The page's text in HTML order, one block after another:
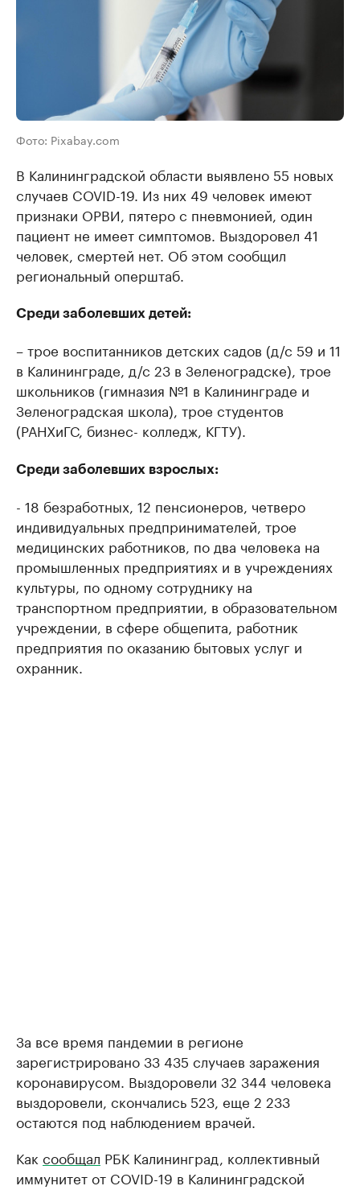
Фото: Pixabay.com
В Калининградской области выявлено 55 новых
случаев COVID-19. Из них 49 человек имеют
признаки ОРВИ, пятеро с пневмонией, один
пациент не имеет симптомов. Выздоровел 41
человек, смертей нет. Об этом сообщил
региональный оперштаб.
Среди заболевших детей:
– трое воспитанников детских садов (д/с 59 и 11
в Калининграде, д/с 23 в Зеленоградске), трое
школьников (гимназия №1 в Калининграде и
Зеленоградская школа), трое студентов
(РАНХиГС, бизнес- колледж, КГТУ).
Среди заболевших взрослых:
- 18 безработных, 12 пенсионеров, четверо
индивидуальных предпринимателей, трое
медицинских работников, по два человека на
промышленных предприятиях и в учреждениях
культуры, по одному сотруднику на
транспортном предприятии, в образовательном
учреждении, в сфере общепита, работник
предприятия по оказанию бытовых услуг и
охранник.
За все время пандемии в регионе
зарегистрировано 33 435 случаев заражения
коронавирусом. Выздоровели 32 344 человека
выздоровели, скончались 523, еще 2 233
остаются под наблюдением врачей.
Как сообщал РБК Калининград, коллективный
иммунитет от COVID-19 в Калининградской